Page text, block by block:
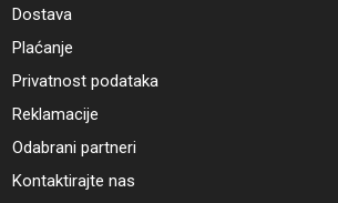
Dostava
Plaćanje
Privatnost podataka
Reklamacije
Odabrani partneri
Kontaktirajte nas